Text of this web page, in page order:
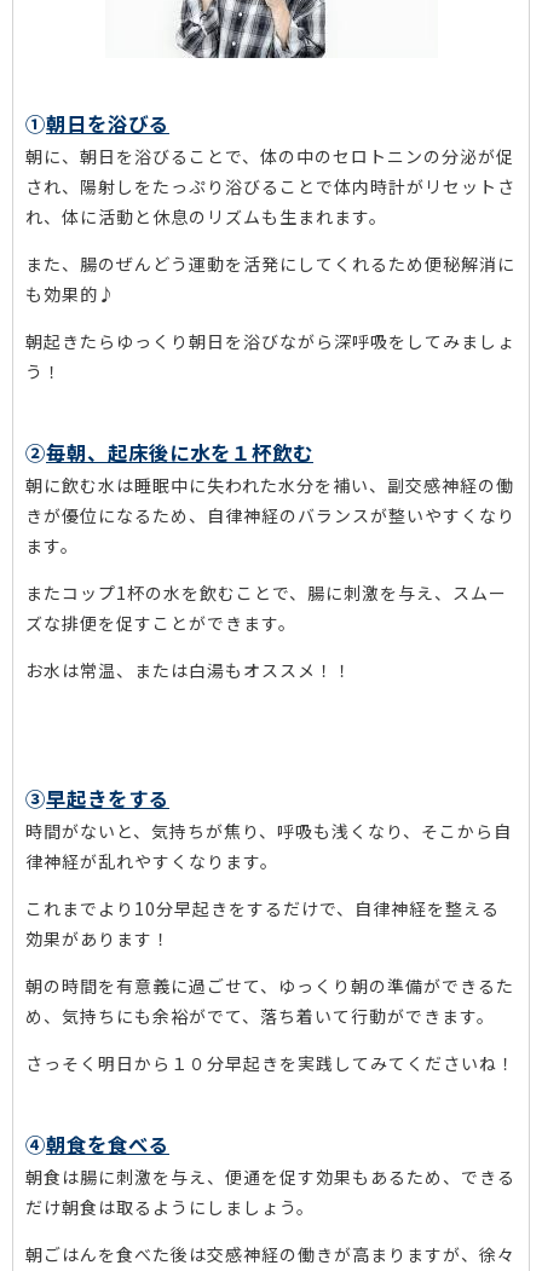
①朝日を浴びる
朝に、朝日を浴びることで、体の中のセロトニンの分泌が促
され、陽射しをたっぷり浴びることで体内時計がリセットさ
れ、体に活動と休息のリズムも生まれます。
また、腸のぜんどう運動を活発にしてくれるため便秘解消に
も効果的♪
朝起きたらゆっくり朝日を浴びながら深呼吸をしてみましょ
う！
②毎朝、起床後に水を１杯飲む
朝に飲む水は睡眠中に失われた水分を補い、副交感神経の働
きが優位になるため、自律神経のバランスが整いやすくなり
ます。
またコップ1杯の水を飲むことで、腸に刺激を与え、スムー
ズな排便を促すことができます。
お水は常温、または白湯もオススメ！！
③早起きをする
時間がないと、気持ちが焦り、呼吸も浅くなり、そこから自
律神経が乱れやすくなります。
これまでより10分早起きをするだけで、自律神経を整える
効果があります！
朝の時間を有意義に過ごせて、ゆっくり朝の準備ができるた
め、気持ちにも余裕がでて、落ち着いて行動ができます。
さっそく明日から１０分早起きを実践してみてくださいね！
④朝食を食べる
朝食は腸に刺激を与え、便通を促す効果もあるため、できる
だけ朝食は取るようにしましょう。
朝ごはんを食べた後は交感神経の働きが高まりますが、徐々